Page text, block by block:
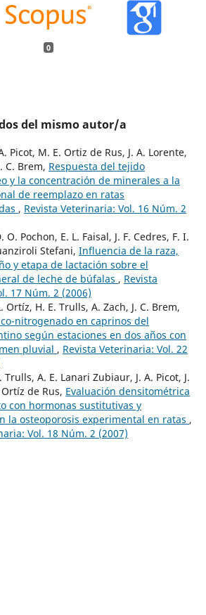
0
del mismo autor/a
Picot, M. E. Ortiz de Rus, J. A. Lorente,
C. Brem, Respuesta del tejido
y la concentración de minerales a la
de reemplazo en ratas
, Revista Veterinaria: Vol. 16 Núm. 2
O. Pochon, E. L. Faisal, J. F. Cedres, F. I.
Stefani, Influencia de la raza,
y etapa de lactación sobre el
de leche de búfalas , Revista
17 Núm. 2 (2006)
Ortíz, H. E. Trulls, A. Zach, J. C. Brem,
nitrogenado en caprinos del
según estaciones en dos años con
pluvial , Revista Veterinaria: Vol. 22
Trulls, A. E. Lanari Zubiaur, J. A. Picot, J.
de Rus, Evaluación densitométrica
con hormonas sustitutivas y
la osteoporosis experimental en ratas ,
Vol. 18 Núm. 2 (2007)